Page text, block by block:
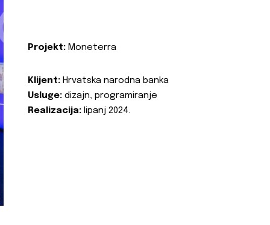
Projekt: Moneterra
Klijent: Hrvatska narodna banka
Usluge: dizajn, programiranje
Realizacija: lipanj 2024.